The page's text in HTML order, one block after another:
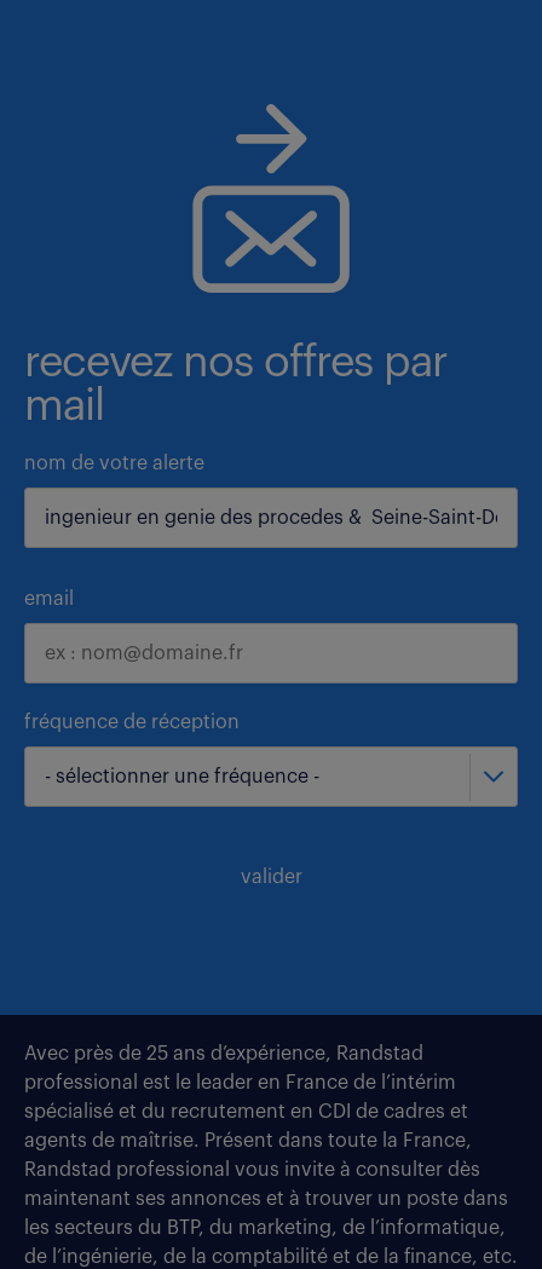
recevez nos offres par
mail
nom de votre alerte
email
fréquence de réception
- sélectionner une fréquence -
valider
Avec près de 25 ans d’expérience, Randstad
professional est le leader en France de l’intérim
spécialisé et du recrutement en CDI de cadres et
agents de maîtrise. Présent dans toute la France,
Randstad professional vous invite à consulter dès
maintenant ses annonces et à trouver un poste dans
les secteurs du BTP, du marketing, de l’informatique,
de l’ingénierie, de la comptabilité et de la finance, etc.